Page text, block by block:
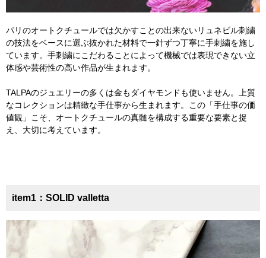
パリのオートクチュールでは欠かすことの出来ないリュネビル刺繍
の技法をベースに選ぶ抜かれた材料で一針ずつ丁寧に手刺繍を施し
ています。手刺繍にこだわることによって機械では表現できない立
体感や芸術性の高い作品が生まれます。
TALPAのジュエリーの多くは金もダイヤモンドも使いません。上質
なコレクションは精緻な手仕事から生まれます。この「手仕事の価
値観」こそ、オートクチュールの真髄を構成する重要な要素と捉
え、大切に考えています。
item1：SOLID valletta